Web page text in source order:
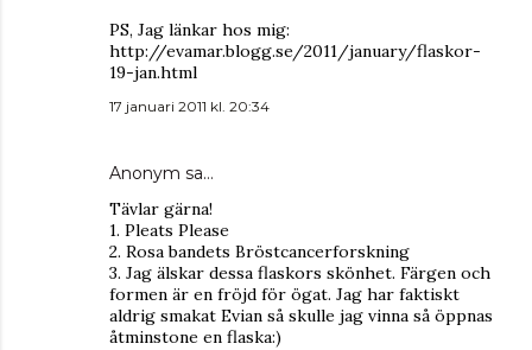
PS, Jag länkar hos mig:
http://evamar.blogg.se/2011/january/flaskor-
19-jan.html
17 januari 2011 kl. 20:34
Anonym sa…
Tävlar gärna!
1. Pleats Please
2. Rosa bandets Bröstcancerforskning
3. Jag älskar dessa flaskors skönhet. Färgen och
formen är en fröjd för ögat. Jag har faktiskt
aldrig smakat Evian så skulle jag vinna så öppnas
åtminstone en flaska:)